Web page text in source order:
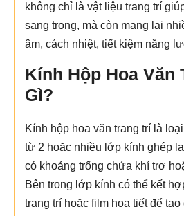
không chỉ là vật liệu trang trí
sang trọng, mà còn mang lại
âm, cách nhiệt, tiết kiệm năng
Kính Hộp Hoa Văn
Gì?
Kính hộp hoa văn trang trí là
từ 2 hoặc nhiều lớp kính ghép
có khoảng trống chứa khí trơ
Bên trong lớp kính có thể kết
trang trí hoặc film họa tiết để